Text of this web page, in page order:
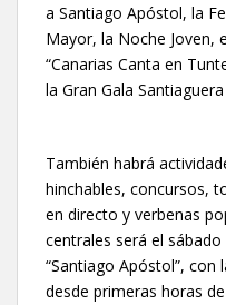
a Santiago Apóstol, la
Mayor, la Noche Joven,
“Canarias Canta en
la Gran Gala
También habrá
hinchables, concursos,
en directo y verbenas
centrales será el
“Santiago Apóstol”, con
desde primeras horas